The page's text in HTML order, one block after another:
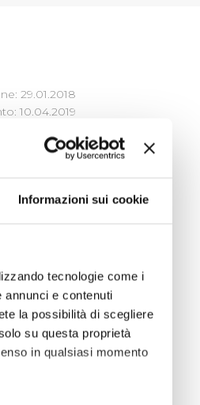
Informazioni sui cookie
tecnologie come i
e contenuti
la possibilità di scegliere
su questa proprietà
in qualsiasi momento
29.01.2018
10.04.2019